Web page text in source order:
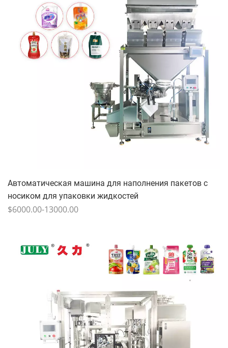
Автоматическая машина для наполнения пакетов с
носиком для упаковки жидкостей
$6000.00-13000.00